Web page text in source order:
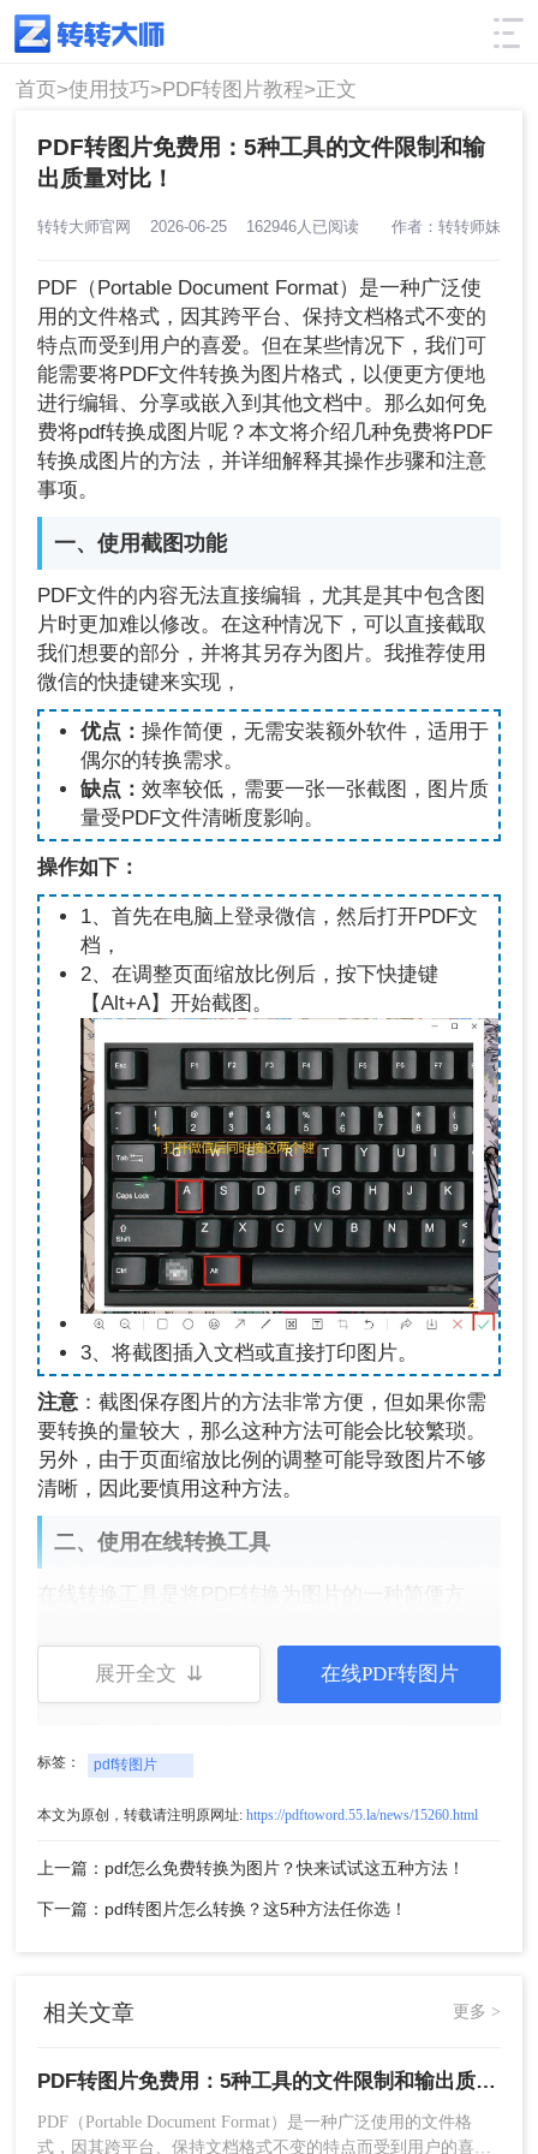
使用技巧 筛选
首页>使用技巧>PDF转图片教程>正文
PDF转图片免费用：5种工具的文件限制和输
出质量对比！
转转大师官网 2026-06-25 162946人已阅读 作者：转转师妹
PDF（Portable Document Format）是一种广泛使
用的文件格式，因其跨平台、保持文档格式不变的
特点而受到用户的喜爱。但在某些情况下，我们可
能需要将PDF文件转换为图片格式，以便更方便地
进行编辑、分享或嵌入到其他文档中。那么如何免
费将pdf转换成图片呢？本文将介绍几种免费将PDF
转换成图片的方法，并详细解释其操作步骤和注意
事项。
一、使用截图功能
PDF文件的内容无法直接编辑，尤其是其中包含图
片时更加难以修改。在这种情况下，可以直接截取
我们想要的部分，并将其另存为图片。我推荐使用
微信的快捷键来实现，
优点： 操作简便，无需安装额外软件，适用于
偶尔的转换需求。
缺点： 效率较低，需要一张一张截图，图片质
量受PDF文件清晰度影响。
操作如下：
1、首先在电脑上登录微信，然后打开PDF文
档，
2、在调整页面缩放比例后，按下快捷键
【Alt+A】开始截图。
3、将截图插入文档或直接打印图片。
注意 ：截图保存图片的方法非常方便，但如果你需
要转换的量较大，那么这种方法可能会比较繁琐。
另外，由于页面缩放比例的调整可能导致图片不够
清晰，因此要慎用这种方法。
二、使用在线转换工具
在线转换工具是将PDF转换为图片的一种简便方
可。
优点：操作简便，无需安装额外软件。
推荐工具：转转大师在线转换工具
操作如下：
1、打开在线pdf转图片网址：
展开全文 ⇊ 在线PDF转图片
标签： pdf转图片
本文为原创，转载请注明原网址: https://pdftoword.55.la/news/15260.html
上一篇：pdf怎么免费转换为图片？快来试试这五种方法！
下一篇：pdf转图片怎么转换？这5种方法任你选！
相关文章 更多 >
PDF转图片免费用：5种工具的文件限制和输出质量对比！
PDF（Portable Document Format）是一种广泛使用的文件格
式，因其跨平台、保持文档格式不变的特点而受到用户的喜